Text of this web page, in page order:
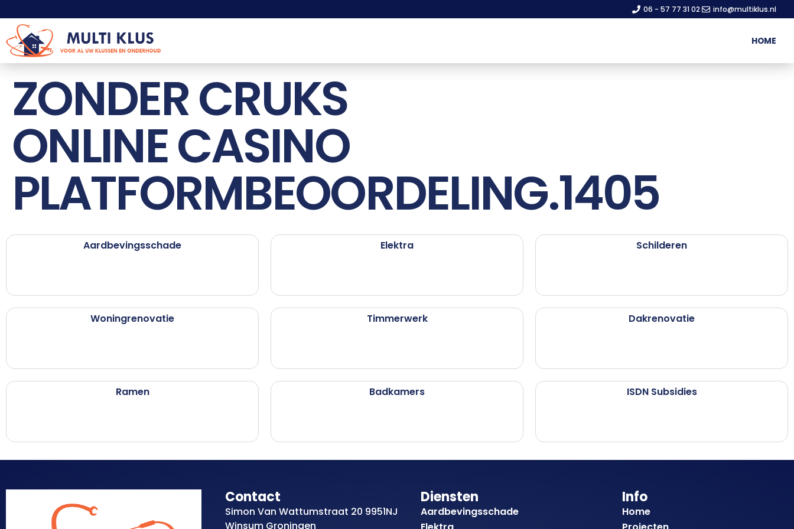
06 - 57 77 31 02 info@multiklus.nl
HOME
ZONDER CRUKS
ONLINE CASINO
PLATFORMBEOORDELING.1405
Aardbevingsschade Elektra Schilderen
Woningrenovatie Timmerwerk Dakrenovatie
Ramen Badkamers ISDN Subsidies
Info
Home
Diensten
Aardbevingsschade
Contact
Simon Van Wattumstraat 20 9951NJ
Winsum Groningen